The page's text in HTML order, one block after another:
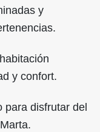
y
y confort.
para disfrutar del